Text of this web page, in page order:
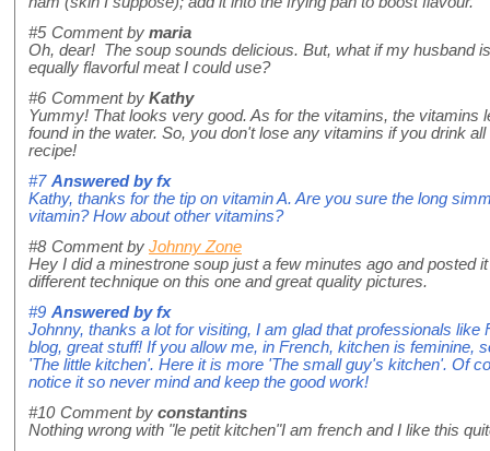
#5 Comment by maria
Oh, dear! The soup sounds delicious. But, what if my husband
equally flavorful meat I could use?
#6 Comment by Kathy
Yummy! That looks very good. As for the vitamins, the vitamins
found in the water. So, you don't lose any vitamins if you drink
recipe!
#7 Answered byfx
Kathy, thanks for the tip on vitamin A. Are you sure the long
vitamin? How about other vitamins?
#8 Comment by Johnny Zone
Hey I did a minestrone soup just a few minutes ago and posted
different technique on this one and great quality pictures.
#9 Answered byfx
Johnny, thanks a lot for visiting, I am glad that professionals
blog, great stuff! If you allow me, in French, kitchen is feminine,
'The little kitchen'. Here it is more 'The small guy's kitchen'. Of
notice it so never mind and keep the good work!
#10 Comment by constantins
Nothing wrong with "le petit kitchen"I am french and I like this